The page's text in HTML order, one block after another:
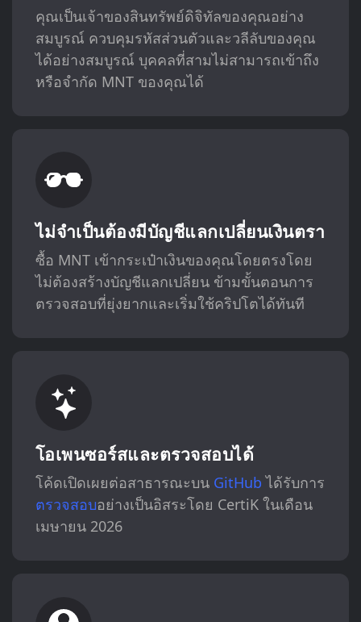
คุณเป็นเจ้าของสินทรัพย์ดิจิทัลของคุณอย่าง
สมบูรณ์ ควบคุมรหัสส่วนตัวและวลีลับของคุณ
ได้อย่างสมบูรณ์ บุคคลที่สามไม่สามารถเข้าถึง
หรือจำกัด MNT ของคุณได้
ไม่จำเป็นต้องมีบัญชีแลกเปลี่ยนเงินตรา
ซื้อ MNT เข้ากระเป๋าเงินของคุณโดยตรงโดย
ไม่ต้องสร้างบัญชีแลกเปลี่ยน ข้ามขั้นตอนการ
ตรวจสอบที่ยุ่งยากและเริ่มใช้คริปโตได้ทันที
โอเพนซอร์สและตรวจสอบได้
โค้ดเปิดเผยต่อสาธารณะบน GitHub ได้รับการ
ตรวจสอบอย่างเป็นอิสระโดย CertiK ในเดือน
เมษายน 2026